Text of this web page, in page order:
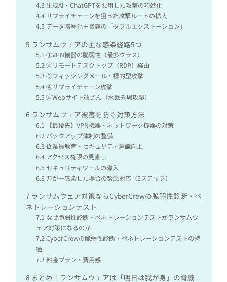
4.3 生成AI・ChatGPTを悪用した攻撃の巧妙化
4.4サプライチェーンを狙った攻撃ルートの拡大
4.5 データ暗号化＋暴露の「ダブルエクストーション」
5 ランサムウェアの主な感染経路5つ
5.1 ①VPN機器の脆弱性（最多クラス）
5.2②リモートデスクトップ（RDP）経由
5.3 ③フィッシングメール・標的型攻撃
5.4④サプライチェーン攻撃
5.5 ⑤Webサイト改ざん（水飲み場攻撃）
6 ランサムウェア被害を防ぐ対策方法
6.1 【最優先】VPN機器・ネットワーク機器の対策
6.2 バックアップ体制の整備
6.3 従業員教育・セキュリティ意識向上
6.4 アクセス権限の見直し
6.5 セキュリティツールの導入
6.6 万が一感染した場合の緊急対応（5ステップ）
7 ランサムウェア対策ならCyberCrewの脆弱性診断・ペ
ネトレーションテスト
7.1 なぜ脆弱性診断・ペネトレーションテストがランサムウ
ェア対策になるのか
7.2CyberCrewの脆弱性診断・ペネトレーションテストの特
徴
7.3 料金プラン・費用感
8 まとめ｜ランサムウェアは「明日は我が身」の脅威